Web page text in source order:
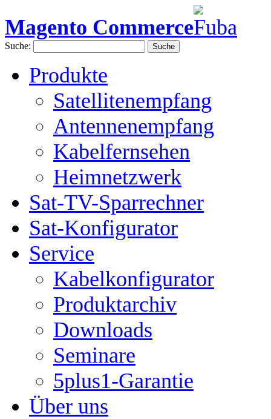
Magento Commerce
Suche: Suche
Produkte
Satellitenempfang
Antennenempfang
Kabelfernsehen
Heimnetzwerk
Sat-TV-Sparrechner
Sat-Konfigurator
Service
Kabelkonfigurator
Produktarchiv
Downloads
Seminare
5plus1-Garantie
Über uns